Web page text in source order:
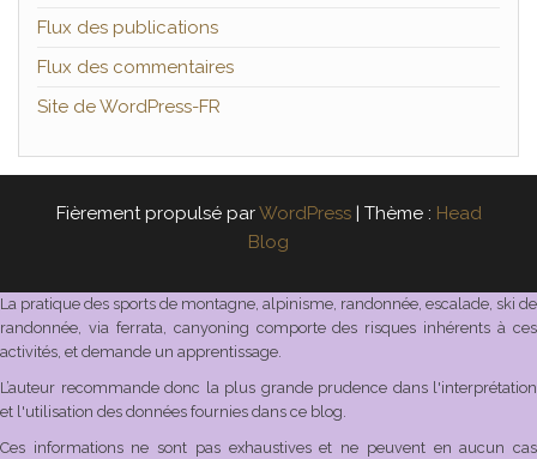
Flux des publications
Flux des commentaires
Site de WordPress-FR
Fièrement propulsé parWordPress Thème : Head
Blog
La pratique des sports de montagne, alpinisme, randonnée, escalade, ski de
randonnée, via ferrata, canyoning comporte des risques inhérents à ces
activités, et demande un apprentissage.
L’auteur recommande donc la plus grande prudence dans l'interprétation
et l'utilisation des données fournies dans ce blog.
Ces informations ne sont pas exhaustives et ne peuvent en aucun cas